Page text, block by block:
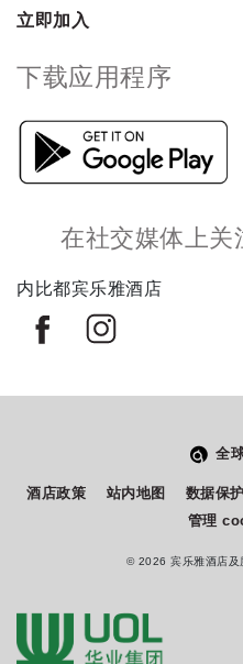
立即加入
下载应用程序
在社交媒体上关
内比都宾乐雅酒店
全
酒店政策 站内地图 数据保
管理
© 2026 宾乐雅酒店及
您如何评价在本网站的体验?
从
一